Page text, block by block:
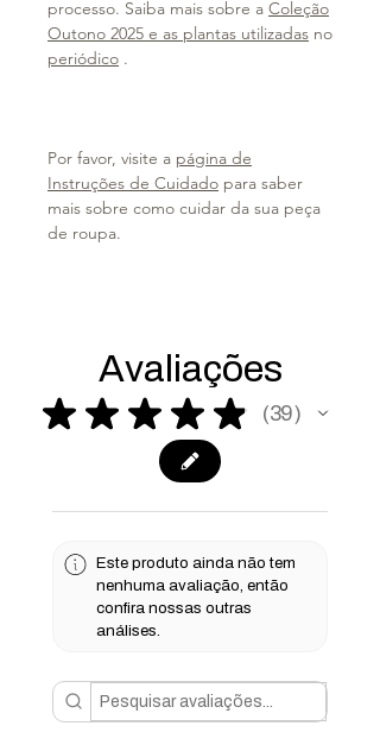
processo. Saiba mais sobre a Coleção
Outono 2025 e as plantas utilizadas no
periódico .
Por favor, visite a página de
Instruções de Cuidado para saber
mais sobre como cuidar da sua peça
de roupa.
Avaliações
★ ★ ★ ★ ★ 39
39
Este produto ainda não tem
nenhuma avaliação, então
confira nossas outras
análises.